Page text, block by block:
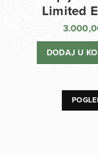
Limited
DODAJ U